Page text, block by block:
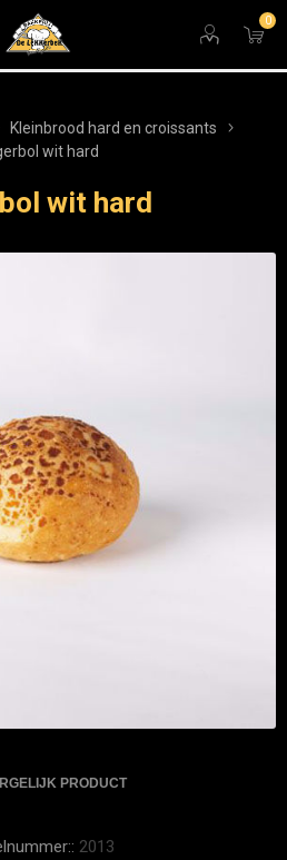
0
Kleinbrood hard en croissants
wit hard
wit hard
PRODUCT
2013